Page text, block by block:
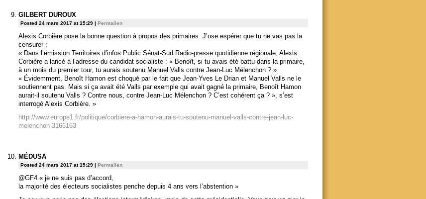
GILBERT DUROUX
Posted 24 mars 2017 at 15:29 | Permalien
Alexis Corbière pose la bonne question à propos des primaires. J’ose espérer que tu ne vas pas la
censurer :
« Dans l’émission Territoires d’infos Public Sénat-Sud Radio-presse quotidienne régionale, Alexis
Corbière a lancé à l’adresse du candidat socialiste : « Benoît, si tu avais été battu dans la primaire,
à un mois du premier tour, tu aurais soutenu Manuel Valls contre Jean-Luc Mélenchon ? »
« Évidemment, Benoît Hamon est choqué par le fait que Jean-Yves Le Drian et Manuel Valls ne le
soutiennent pas. Mais si ça avait été Valls par exemple qui avait gagné la primaire, Benoît Hamon
aurait-il soutenu Valls ? Contre nous, contre Jean-Luc Mélenchon ? C’est cohérent ça ? », s’est
interrogé Alexis Corbière. »
http://www.europe1.fr/politique/corbiere-a-hamon-aurais-tu-soutenu-manuel-valls-contre-jean-luc-
melenchon-3166163
MÉDUSA
Posted 24 mars 2017 at 15:29 | Permalien
@GF4 « je ne suis pas d’accord,
la majorité des électeurs socialistes penche depuis 4 ans vers l’abstention »